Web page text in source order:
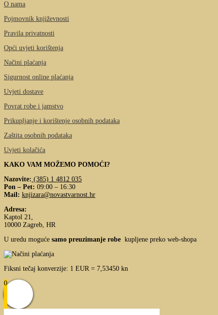
O nama
Pojmovnik književnosti
Pravila privatnosti
Opći uvjeti korištenja
Načini plaćanja
Sigurnost online plaćanja
Uvjeti dostave
Povrat robe i jamstvo
Prikupljanje i korištenje osobnih podataka
Zaštita osobnih podataka
Uvjeti kolačića
KAKO VAM MOŽEMO POMOĆI?
Nazovite: (385) 1 4812 035
Pon – Pet: 09:00 – 16:30
Mail: knjizara@novastvarnost.hr
Adresa:
Kaptol 21,
10000 Zagreb, HR
U uredu moguće samo preuzimanje robe kupljene preko web-shopa
Fiksni tečaj konverzije: 1 EUR = 7,53450 kn
0